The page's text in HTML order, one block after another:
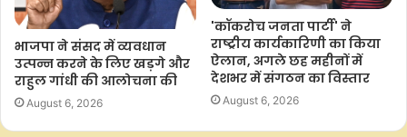
भाजपा ने संसद में व्यवधान
उत्पन्न करने के लिए खड़गे और
राहुल गांधी की आलोचना की
August 6, 2026
'कॉकरोच जनता पार्टी' ने
राष्ट्रीय कार्यकारिणी का किया
ऐलान, अगले छह महीनों में
देशभर में संगठन का विस्तार
August 6, 2026